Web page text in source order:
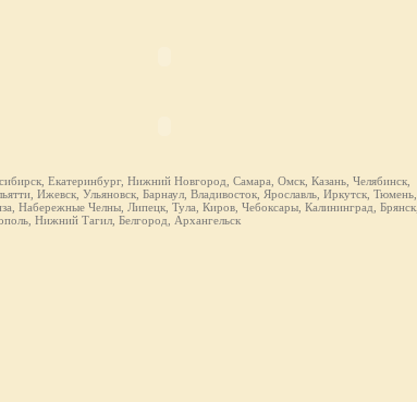
Екатеринбург, Нижний Новгород, Самара, Омск, Казань, Челябинск,
Ижевск, Ульяновск, Барнаул, Владивосток, Ярославль, Иркутск, Тюмень,
Набережные Челны, Липецк, Тула, Киров, Чебоксары, Калининград, Брянск,
Нижний Тагил, Белгород, Архангельск